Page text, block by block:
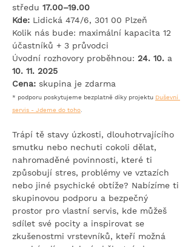
středu 17.00–19.00
Kde: Lidická 474/6, 301 00 Plzeň
Kolik nás bude: maximální kapacita 12
účastníků + 3 průvodci
Úvodní rozhovory proběhnou: 24. 10. a
10. 11. 2025
Cena: skupina je zdarma​
* podporu poskytujeme bezplatně díky projektu Duševní
servis - Jdeme do toho
Trápí tě stavy úzkosti, dlouhotrvajícího
smutku nebo nechuti cokoli dělat,
nahromaděné povinnosti, které ti
způsobují stres, problémy ve vztazích
nebo jiné psychické obtíže? Nabízíme ti
skupinovou podporu a bezpečný
prostor pro vlastní servis, kde můžeš
sdílet své pocity a inspirovat se
zkušenostmi vrstevníků, kteří možná